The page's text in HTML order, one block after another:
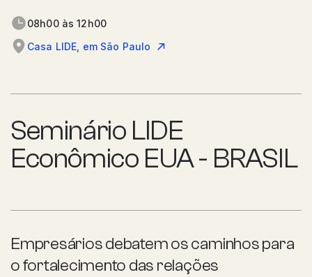
08h00 às 12h00
Casa LIDE, em São Paulo
Seminário LIDE
Econômico EUA - BRASIL
Empresários debatem os caminhos para
o fortalecimento das relações